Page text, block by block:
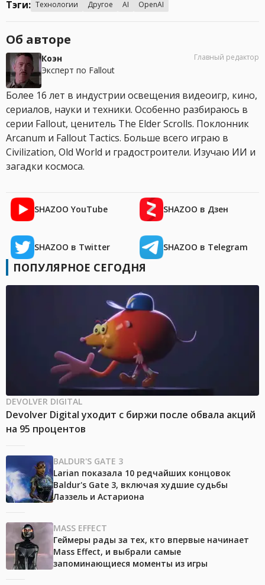
Тэги: Технологии Другое AI OpenAI
Об авторе
Коэн
Эксперт по Fallout
Главный редактор
Более 16 лет в индустрии освещения видеоигр, кино,
сериалов, науки и техники. Особенно разбираюсь в
серии Fallout, ценитель The Elder Scrolls. Поклонник
Arcanum и Fallout Tactics. Больше всего играю в
Civilization, Old World и градостроители. Изучаю ИИ и
загадки космоса.
SHAZOO YouTube SHAZOO в Дзен
SHAZOO в Twitter SHAZOO в Telegram
ПОПУЛЯРНОЕ СЕГОДНЯ
DEVOLVER DIGITAL
Devolver Digital уходит с биржи после обвала акций
на 95 процентов
BALDUR'S GATE 3
Larian показала 10 редчайших концовок
Baldur's Gate 3, включая худшие судьбы
Лаэзель и Астариона
MASS EFFECT
Геймеры рады за тех, кто впервые начинает
Mass Effect, и выбрали самые
запоминающиеся моменты из игры